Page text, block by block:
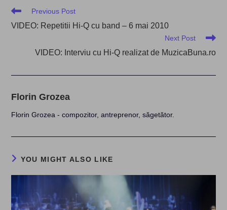
Read
articles
Previous Post
VIDEO: Repetitii Hi-Q cu band – 6 mai 2010
Next Post
VIDEO: Interviu cu Hi-Q realizat de MuzicaBuna.ro
Florin Grozea
Florin Grozea - compozitor, antreprenor, săgetător.
YOU MIGHT ALSO LIKE